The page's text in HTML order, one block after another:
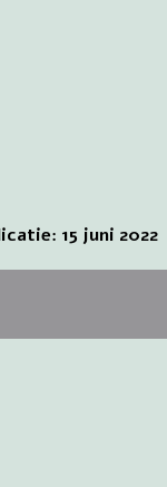
15 juni 2022